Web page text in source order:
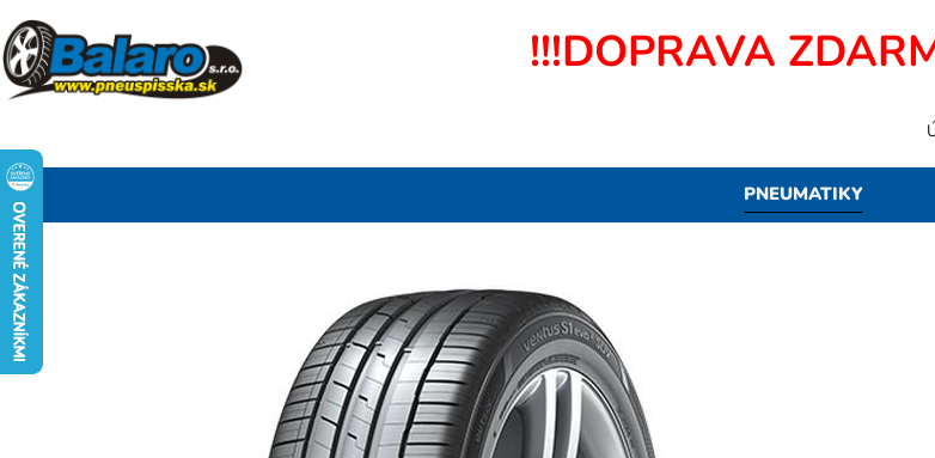
!!!DOPRAVA
PNEUMATIKY